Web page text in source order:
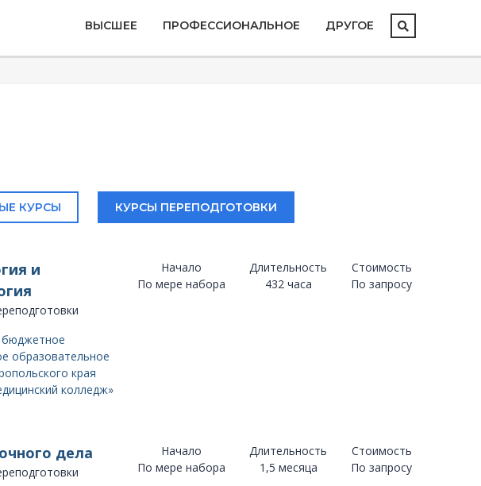
ВЫСШЕЕ ПРОФЕССИОНАЛЬНОЕ ДРУГОЕ
КУРСЫ КУРСЫ ПЕРЕПОДГОТОВКИ
и
бюджетное
образовательное
края
колледж»
Начало
По мере набора
Длительность
432 часа
Стоимость
По запросу
дела
Начало
По мере набора
Длительность
1,5 месяца
Стоимость
По запросу